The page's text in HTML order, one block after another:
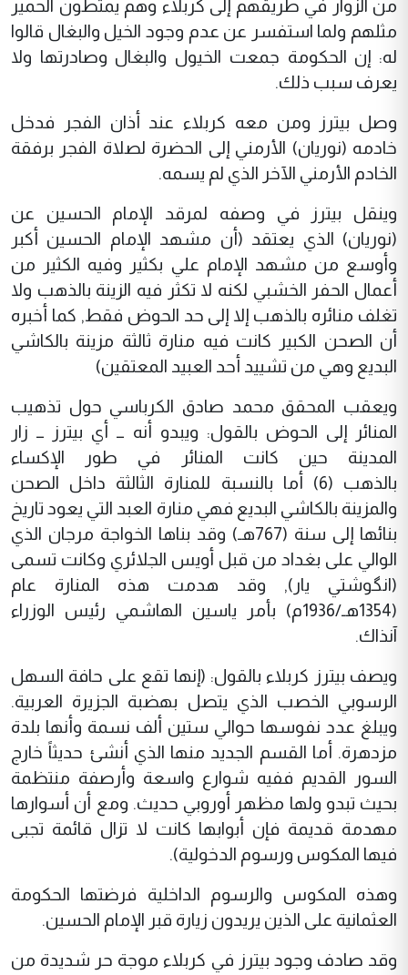
من الزوار في طريقهم إلى كربلاء وهم يمتطون الحمير
مثلهم ولما استفسر عن عدم وجود الخيل والبغال قالوا
له: إن الحكومة جمعت الخيول والبغال وصادرتها ولا
يعرف سبب ذلك.
وصل بيترز ومن معه كربلاء عند أذان الفجر فدخل
خادمه (نوريان) الأرمني إلى الحضرة لصلاة الفجر برفقة
الخادم الأرمني الآخر الذي لم يسمه.
وينقل بيترز في وصفه لمرقد الإمام الحسين عن
(نوريان) الذي يعتقد (أن مشهد الإمام الحسين أكبر
وأوسع من مشهد الإمام علي بكثير وفيه الكثير من
أعمال الحفر الخشبي لكنه لا تكثر فيه الزينة بالذهب ولا
تغلف منائره بالذهب إلا إلى حد الحوض فقط, كما أخبره
أن الصحن الكبير كانت فيه منارة ثالثة مزينة بالكاشي
البديع وهي من تشييد أحد العبيد المعتقين)
ويعقب المحقق محمد صادق الكرباسي حول تذهيب
المنائر إلى الحوض بالقول: ويبدو أنه ــ أي بيترز ــ زار
المدينة حين كانت المنائر في طور الإكساء
بالذهب (6) أما بالنسبة للمنارة الثالثة داخل الصحن
والمزينة بالكاشي البديع فهي منارة العبد التي يعود تاريخ
بنائها إلى سنة (767هـ) وقد بناها الخواجة مرجان الذي
الوالي على بغداد من قبل أويس الجلائري وكانت تسمى
(انگوشتي يار), وقد هدمت هذه المنارة عام
(1354هـ/1936م) بأمر ياسين الهاشمي رئيس الوزراء
آنذاك.
ويصف بيترز كربلاء بالقول: (إنها تقع على حافة السهل
الرسوبي الخصب الذي يتصل بهضبة الجزيرة العربية.
ويبلغ عدد نفوسها حوالي ستين ألف نسمة وأنها بلدة
مزدهرة. أما القسم الجديد منها الذي أنشئ حديثاً خارج
السور القديم ففيه شوارع واسعة وأرصفة منتظمة
بحيث تبدو ولها مظهر أوروبي حديث. ومع أن أسوارها
مهدمة قديمة فإن أبوابها كانت لا تزال قائمة تجبى
فيها المكوس ورسوم الدخولية).
وهذه المكوس والرسوم الداخلية فرضتها الحكومة
العثمانية على الذين يريدون زيارة قبر الإمام الحسين.
وقد صادف وجود بيترز في كربلاء موجة حر شديدة من